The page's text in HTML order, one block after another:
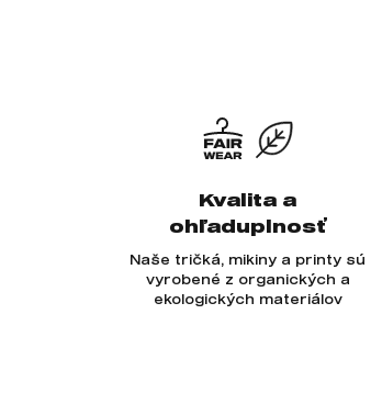
Kvalita a
ohľaduplnosť
Naše tričká, mikiny a printy sú
vyrobené z organických a
ekologických materiálov